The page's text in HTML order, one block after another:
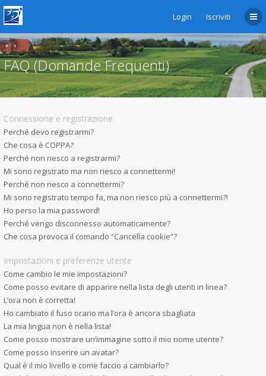
Login Iscriviti
FAQ (Domande Frequenti)
Connessione e registrazione
Perché devo registrarmi?
Che cosa è COPPA?
Perché non riesco a registrarmi?
Mi sono registrato ma non riesco a connettermi!
Perché non riesco a connettermi?
Mi sono registrato tempo fa, ma non riesco più a connettermi?!
Ho perso la mia password!
Perché vengo disconnesso automaticamente?
Che cosa provoca il comando “Cancella cookie”?
Impostazioni e preferenze utente
Come cambio le mie impostazioni?
Come posso evitare di apparire nella lista degli utenti in linea?
L’ora non è corretta!
Ho cambiato il fuso orario ma l’ora è ancora sbagliata
La mia lingua non è nella lista!
Come posso mostrare un’immagine sotto il mio nome utente?
Come posso inserire un avatar?
Qual è il mio livello e come faccio a cambiarlo?